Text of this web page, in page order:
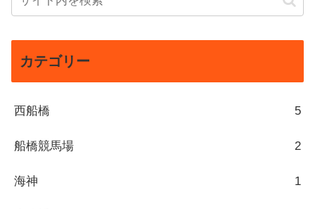
カテゴリー
西船橋 5
船橋競馬場 2
海神 1